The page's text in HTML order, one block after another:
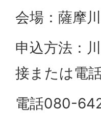
会場：薩摩
申込方法：
接または電
電話080-